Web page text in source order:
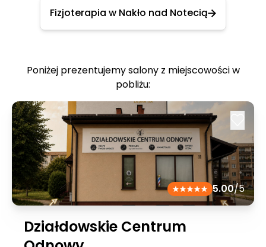
Fizjoterapia w Nakło nad Notecią
Poniżej prezentujemy salony z miejscowości w
pobliżu:
5.00/5
Działdowskie Centrum